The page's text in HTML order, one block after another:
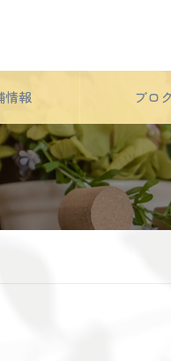
情報 ブロ